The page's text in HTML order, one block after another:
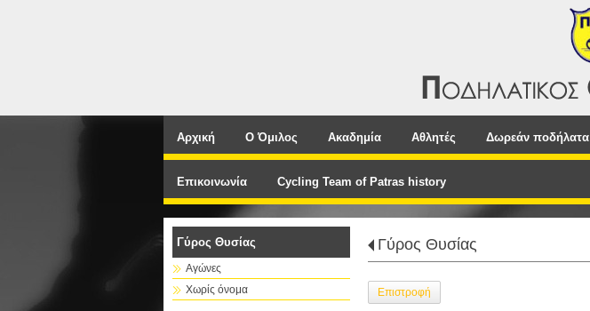
Αρχική Ο Όμιλος Ακαδημία Αθλητές Δωρεάν ποδήλατα
Επικοινωνία Cycling Team of Patras history
Γύρος Θυσίας
Αγώνες
Χωρίς όνομα
Γύρος Θυσίας
Επιστροφή